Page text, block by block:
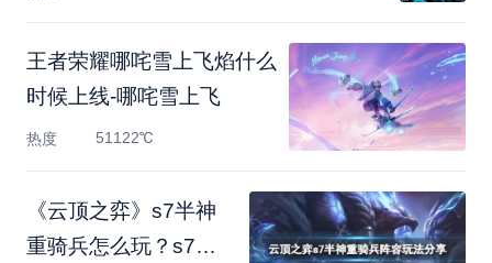
王者荣耀哪咤雪上飞焰什么
时候上线-哪咤雪上飞
热度 51122℃
《云顶之弈》s7半神
重骑兵怎么玩？s7半